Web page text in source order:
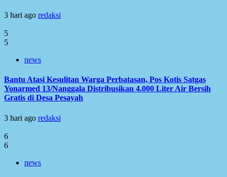
3 hari ago redaksi
5
5
news
Bantu Atasi Kesulitan Warga Perbatasan, Pos Kotis Satgas
Yonarmed 13/Nanggala Distribusikan 4.000 Liter Air Bersih
Gratis di Desa Pesayah
3 hari ago redaksi
6
6
news